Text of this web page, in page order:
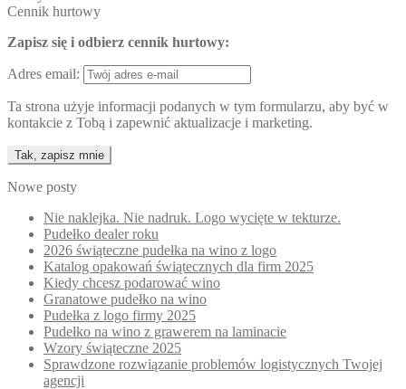
Cennik hurtowy
Zapisz się i odbierz cennik hurtowy:
Adres email:
Ta strona użyje informacji podanych w tym formularzu, aby być w
kontakcie z Tobą i zapewnić aktualizacje i marketing.
Nowe posty
Nie naklejka. Nie nadruk. Logo wycięte w tekturze.
Pudełko dealer roku
2026 świąteczne pudełka na wino z logo
Katalog opakowań świątecznych dla firm 2025
Kiedy chcesz podarować wino
Granatowe pudełko na wino
Pudełka z logo firmy 2025
Pudełko na wino z grawerem na laminacie
Wzory świąteczne 2025
Sprawdzone rozwiązanie problemów logistycznych Twojej
agencji